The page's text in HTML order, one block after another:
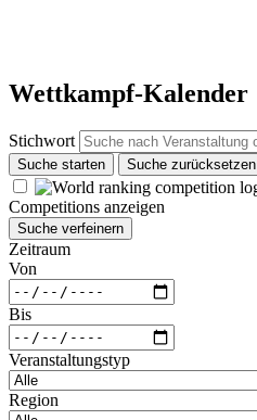
Wettkampf-Kalender
Stichwort
Suche starten Suche zurücksetzen
Competitions anzeigen
Suche verfeinern
Zeitraum
Von
Bis
Veranstaltungstyp
Region